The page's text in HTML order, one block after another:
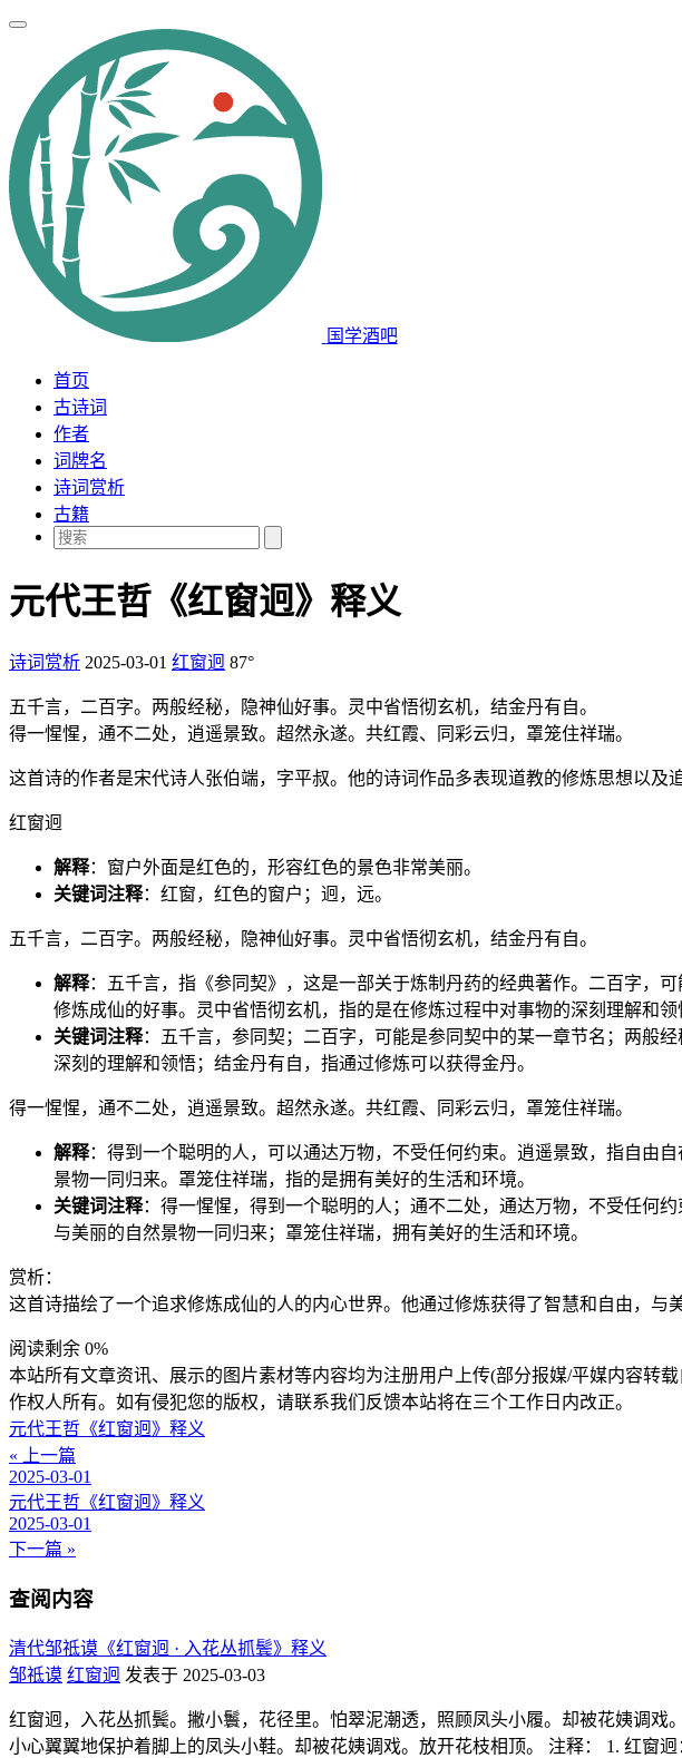
国学酒吧
首页
古诗词
作者
词牌名
诗词赏析
古籍
元代王哲《红窗迥》释义
诗词赏析 2025-03-01 红窗迥 87°
五千言，二百字。两般经秘，隐神仙好事。灵中省悟彻玄机，结金丹有自。
得一惺惺，通不二处，逍遥景致。超然永遂。共红霞、同彩云归，罩笼住祥瑞。
这首诗的作者是宋代诗人张伯端，字平叔。他的诗词作品多表现道教的修炼思想以及
红窗迥
解释：窗户外面是红色的，形容红色的景色非常美丽。
关键词注释：红窗，红色的窗户；迥，远。
五千言，二百字。两般经秘，隐神仙好事。灵中省悟彻玄机，结金丹有自。
解释：五千言，指《参同契》，这是一部关于炼制丹药的经典著作。二百字，
修炼成仙的好事。灵中省悟彻玄机，指的是在修炼过程中对事物的深刻理解和
关键词注释：五千言，参同契；二百字，可能是参同契中的某一章节名；两般
深刻的理解和领悟；结金丹有自，指通过修炼可以获得金丹。
得一惺惺，通不二处，逍遥景致。超然永遂。共红霞、同彩云归，罩笼住祥瑞。
解释：得到一个聪明的人，可以通达万物，不受任何约束。逍遥景致，指自由
景物一同归来。罩笼住祥瑞，指的是拥有美好的生活和环境。
关键词注释：得一惺惺，得到一个聪明的人；通不二处，通达万物，不受任何
与美丽的自然景物一同归来；罩笼住祥瑞，拥有美好的生活和环境。
赏析：
这首诗描绘了一个追求修炼成仙的人的内心世界。他通过修炼获得了智慧和自由，
阅读剩余 0%
本站所有文章资讯、展示的图片素材等内容均为注册用户上传(部分报媒/平媒内容转
作权人所有。如有侵犯您的版权，请联系我们反馈本站将在三个工作日内改正。
元代王哲《红窗迥》释义
« 上一篇
2025-03-01
元代王哲《红窗迥》释义
2025-03-01
下一篇 »
查阅内容
清代邹祗谟《红窗迥 · 入花丛抓鬓》释义
邹祗谟 红窗迥 发表于 2025-03-03
红窗迥，入花丛抓鬓。撇小鬟，花径里。怕翠泥潮透，照顾凤头小履。却被花姨调
小心翼翼地保护着脚上的凤头小鞋。却被花姨调戏。放开花枝相顶。 注释： 1. 红窗